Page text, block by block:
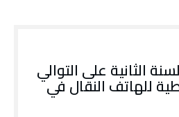
الثانية على التوالي
للهاتف النقال في